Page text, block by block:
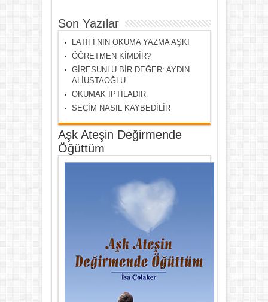
Son Yazılar
LATİFİ’NİN OKUMA YAZMA AŞKI
ÖĞRETMEN KİMDİR?
GİRESUNLU BİR DEĞER: AYDIN
ALİUSTAOĞLU
OKUMAK İPTİLADIR
SEÇİM NASIL KAYBEDİLİR
Aşk Ateşin Değirmende
Öğüttüm